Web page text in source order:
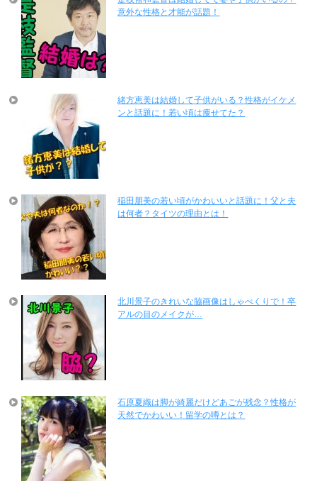
意外な性格と才能が話題！
緒方恵美は結婚して子供がいる？性格がイケメ
ンと話題に！若い頃は痩せてた？
稲田朋美の若い頃がかわいいと話題に！父と夫
は何者？タイツの理由とは！
北川景子のきれいな脇画像はしゃべくりで！卒
アルの目のメイクが…
石原夏織は脚が綺麗だけどあごが残念？性格が
天然でかわいい！留学の噂とは？